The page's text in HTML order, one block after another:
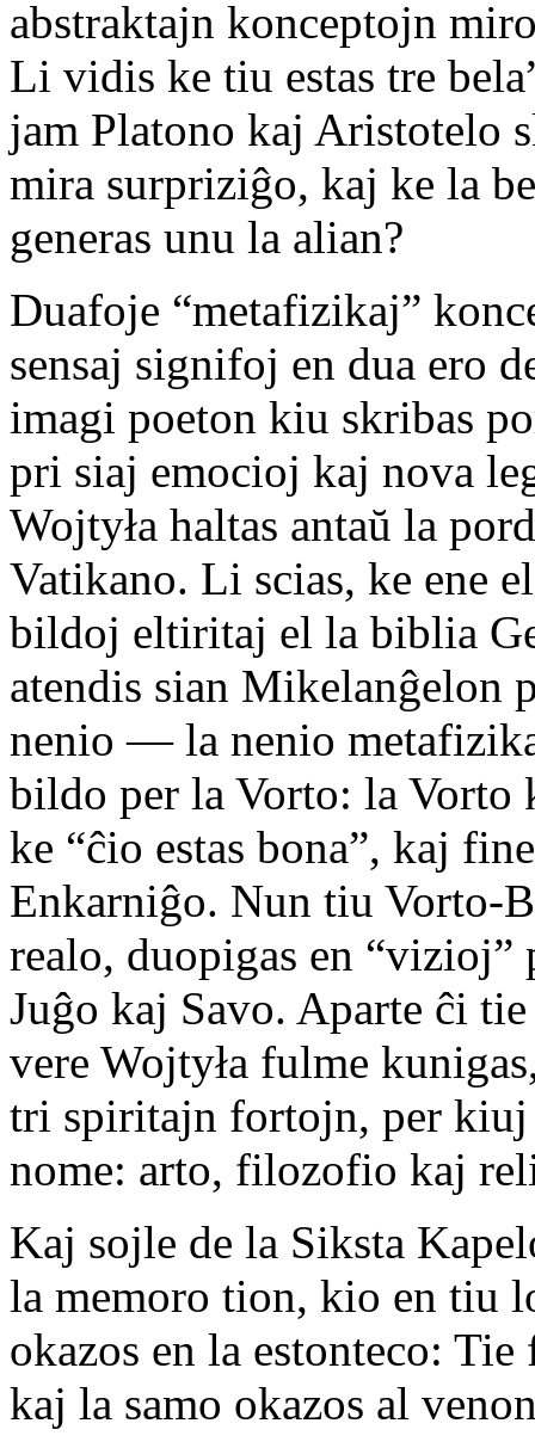
abstraktajn konceptojn
Li vidis ke tiu estas tre
jam Platono kaj Aristotelo
mira surpriziĝo, kaj ke la
generas unu la alian?
Duafoje “metafizikaj”
sensaj signifoj en dua ero
imagi poeton kiu skribas
pri siaj emocioj kaj nova
Wojtyła haltas antaŭ la
Vatikano. Li scias, ke ene
bildoj eltiritaj el la biblia
atendis sian Mikelanĝelon
nenio — la nenio
bildo per la Vorto: la
ke “ĉio estas bona”, kaj
Enkarniĝo. Nun tiu Vorto-
realo, duopigas en
Juĝo kaj Savo. Aparte ĉi
vere Wojtyła fulme
tri spiritajn fortojn, per kiuj
nome: arto, filozofio kaj
Kaj sojle de la Siksta
la memoro tion, kio en tiu
okazos en la estonteco:
kaj la samo okazos al